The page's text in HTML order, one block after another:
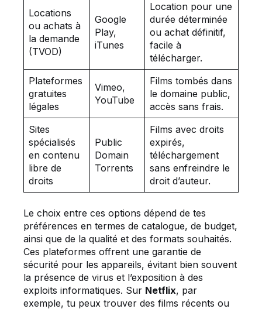
Locations
ou achats à
la demande
(TVOD)
Google
Play,
iTunes
Location pour une
durée déterminée
ou achat définitif,
facile à
télécharger.
Plateformes
gratuites
légales
Vimeo,
YouTube
Films tombés dans
le domaine public,
accès sans frais.
Sites
spécialisés
en contenu
libre de
droits
Public
Domain
Torrents
Films avec droits
expirés,
téléchargement
sans enfreindre le
droit d’auteur.
Le choix entre ces options dépend de tes
préférences en termes de catalogue, de budget,
ainsi que de la qualité et des formats souhaités.
Ces plateformes offrent une garantie de
sécurité pour les appareils, évitant bien souvent
la présence de virus et l’exposition à des
exploits informatiques. Sur Netflix, par
exemple, tu peux trouver des films récents ou